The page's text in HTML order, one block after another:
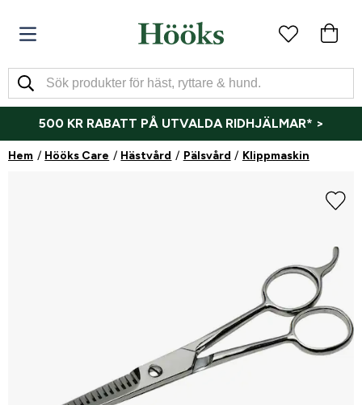
500 KR RABATT PÅ UTVALDA RIDHJÄLMAR* >
Hem Hööks Care Hästvård Pälsvård Klippmaskin